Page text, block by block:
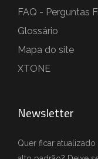
FAQ - Perguntas
Glossário
Mapa do site
XTONE
Newsletter
Quer ficar